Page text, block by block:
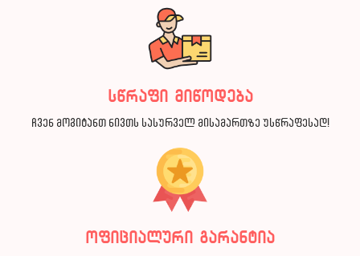
სწრაფი მიწოდება
ჩვენ მოგიტანთ ნივთს სასურველ მისამართზე უსწრაფესად!
ოფიციალური გარანტია